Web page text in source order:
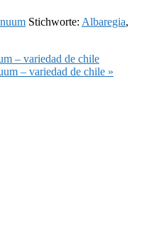
Stichworte: Albaregia,
– variedad de chile
– variedad de chile »